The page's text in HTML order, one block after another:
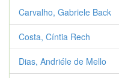
Carvalho, Gabriele Back
Costa, Cíntia Rech
Dias, Andriéle de Mello